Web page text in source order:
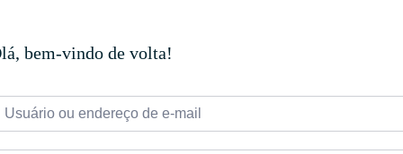
bem-vindo de volta!